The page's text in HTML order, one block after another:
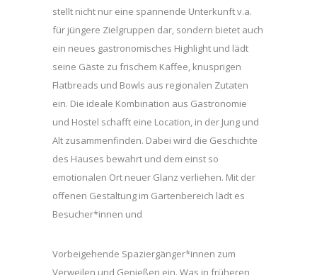
stellt nicht nur eine spannende Unterkunft v.a.
für jüngere Zielgruppen dar, sondern bietet auch
ein neues gastronomisches Highlight und lädt
seine Gäste zu frischem Kaffee, knusprigen
Flatbreads und Bowls aus regionalen Zutaten
ein. Die ideale Kombination aus Gastronomie
und Hostel schafft eine Location, in der Jung und
Alt zusammenfinden. Dabei wird die Geschichte
des Hauses bewahrt und dem einst so
emotionalen Ort neuer Glanz verliehen. Mit der
offenen Gestaltung im Gartenbereich lädt es
Besucher*innen und
Vorbeigehende Spaziergänger*innen zum
Verweilen und Genießen ein. Was in früheren